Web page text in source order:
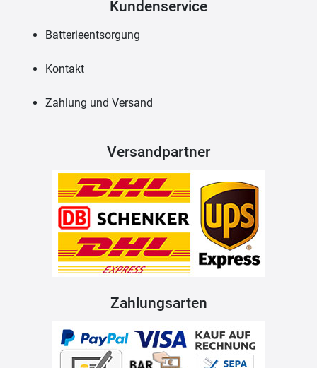
Kundenservice
Batterieentsorgung
Kontakt
Zahlung und Versand
Versandpartner
Zahlungsarten